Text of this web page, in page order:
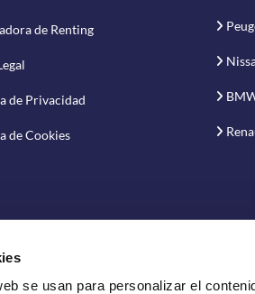
se usan para personalizar el
de Renting
de Privacidad
de Cookies
S.A.